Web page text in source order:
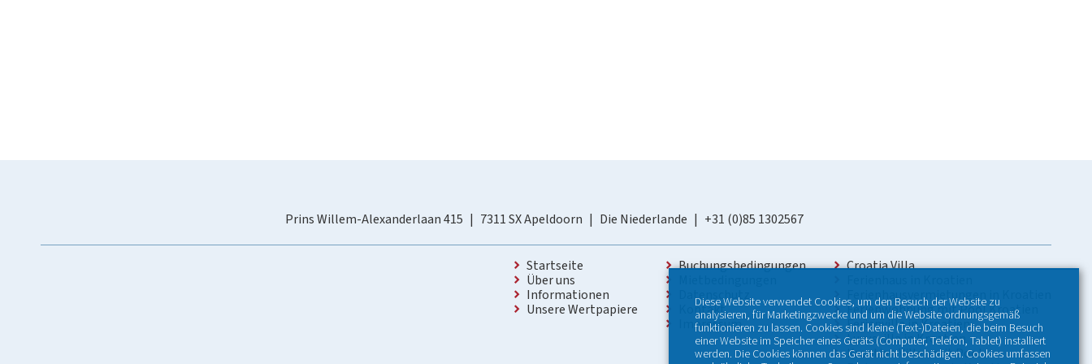
Prins Willem-Alexanderlaan 415 7311 SX Apeldoorn Die Niederlande +31 (0)85 1302567
Startseite
Über uns
Informationen
Unsere Wertpapiere
Buchungsbedingungen
Datenschutz
Kontakt
Impressum
Croatia Villa
Ferienhausvermietungen in Kroatien
Ferienwohnung mit Pool Kroatien
Ferienvilla in Kroatien
Luxusvilla in Kroatien
Kroatien Villen mit Pool
Diese Website verwendet Cookies, um den Besuch der Website zu
analysieren, für Marketingzwecke und um die Website ordnungsgemäß
funktionieren zu lassen. Cookies sind kleine (Text-)Dateien, die beim Besuch
einer Website im Speicher eines Geräts (Computer, Telefon, Tablet) installiert
werden. Die Cookies können das Gerät nicht beschädigen. Cookies umfassen